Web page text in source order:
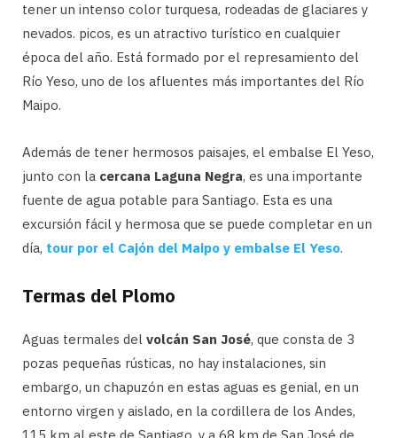
tener un intenso color turquesa, rodeadas de glaciares y
nevados. picos, es un atractivo turístico en cualquier
época del año. Está formado por el represamiento del
Río Yeso, uno de los afluentes más importantes del Río
Maipo.
Además de tener hermosos paisajes, el embalse El Yeso,
junto con la cercana Laguna Negra, es una importante
fuente de agua potable para Santiago. Esta es una
excursión fácil y hermosa que se puede completar en un
día, tour por el Cajón del Maipo y embalse El Yeso.
Termas del Plomo
Aguas termales del volcán San José, que consta de 3
pozas pequeñas rústicas, no hay instalaciones, sin
embargo, un chapuzón en estas aguas es genial, en un
entorno virgen y aislado, en la cordillera de los Andes,